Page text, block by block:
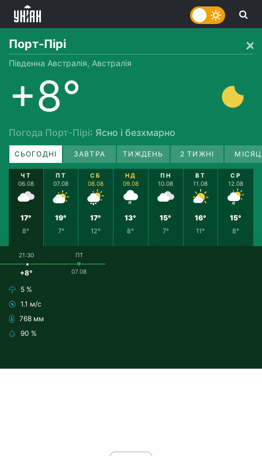
Порт-Пірі
Південна Австралія, Австралія
+8°
Погода Порт-Пірі: Ясно і безхмарно
СЬОГОДНІ ЗАВТРА ТИЖДЕНЬ 2 ТИЖНІ
ЧТ
06.08
17°
8°
ПТ
07.08
19°
7°
СБ
08.08
17°
12°
НД
09.08
13°
8°
ПН
10.08
15°
7°
ВТ
11.08
16°
11°
СР
12.08
15°
8°
21:30
+8°
5 %
1.1 м/с
768 мм
90 %
ПТ
07.08